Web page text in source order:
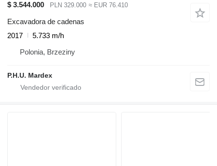
$ 3.544.000
PLN 329.000 ≈ EUR 76.410
Excavadora de cadenas
2017
5.733 m/h
Polonia, Brzeziny
P.H.U. Mardex